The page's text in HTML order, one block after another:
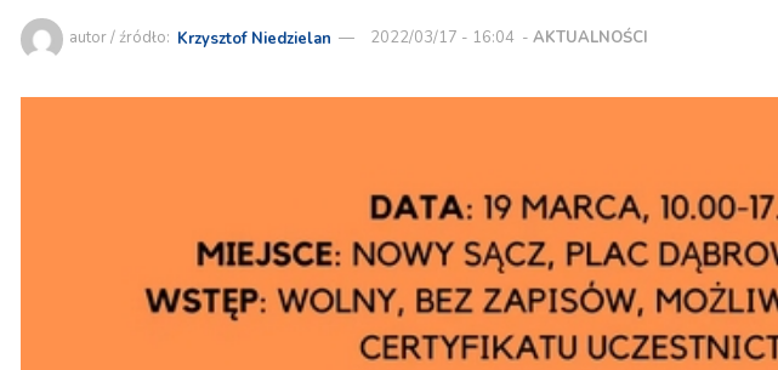
autor / źródło: Krzysztof Niedzielan 2022/03/17 - 16:04 - AKTUALNOŚCI